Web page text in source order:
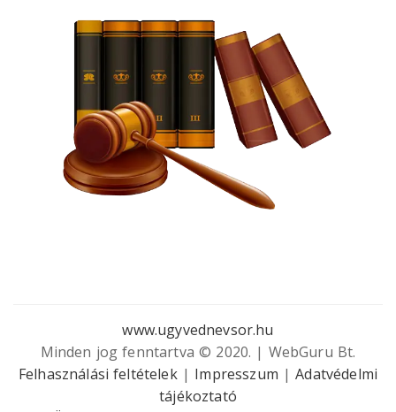
www.ugyvednevsor.hu
Minden jog fenntartva © 2020. | WebGuru Bt.
Felhasználási feltételek| Impresszum |Adatvédelmi
tájékoztató